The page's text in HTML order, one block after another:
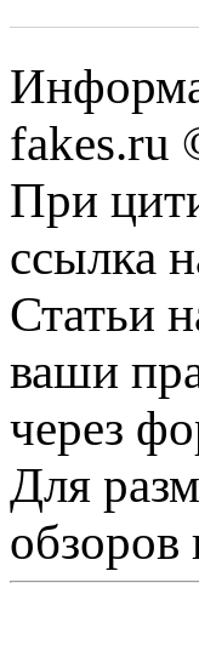
fakes.ru
При
ссылка
Статьи
ваши
через
Для
обзоров